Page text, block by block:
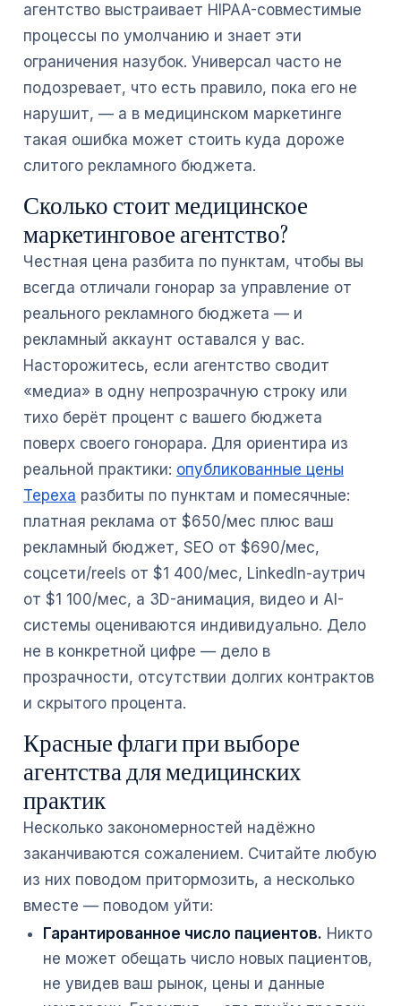
агентство выстраивает HIPAA-совместимые
процессы по умолчанию и знает эти
ограничения назубок. Универсал часто не
подозревает, что есть правило, пока его не
нарушит, — а в медицинском маркетинге
такая ошибка может стоить куда дороже
слитого рекламного бюджета.
Сколько стоит медицинское
маркетинговое агентство?
Честная цена разбита по пунктам, чтобы вы
всегда отличали гонорар за управление от
реального рекламного бюджета — и
рекламный аккаунт оставался у вас.
Насторожитесь, если агентство сводит
«медиа» в одну непрозрачную строку или
тихо берёт процент с вашего бюджета
поверх своего гонорара. Для ориентира из
реальной практики: опубликованные цены
Tepexa разбиты по пунктам и помесячные:
платная реклама от $650/мес плюс ваш
рекламный бюджет, SEO от $690/мес,
соцсети/reels от $1 400/мес, LinkedIn-аутрич
от $1 100/мес, а 3D-анимация, видео и AI-
системы оцениваются индивидуально. Дело
не в конкретной цифре — дело в
прозрачности, отсутствии долгих контрактов
и скрытого процента.
Красные флаги при выборе
агентства для медицинских
практик
Несколько закономерностей надёжно
заканчиваются сожалением. Считайте любую
из них поводом притормозить, а несколько
вместе — поводом уйти:
Гарантированное число пациентов. Никто
не может обещать число новых пациентов,
не увидев ваш рынок, цены и данные